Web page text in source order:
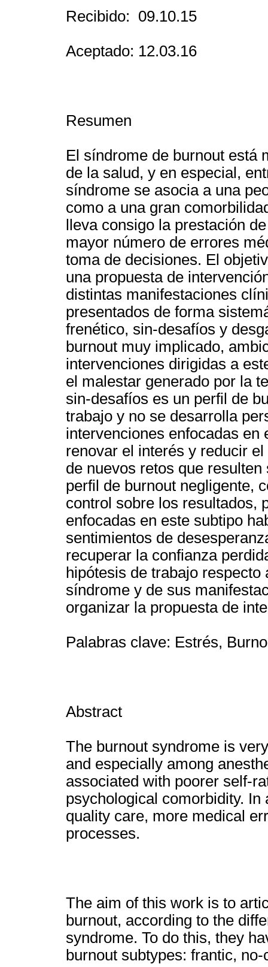
Recibido: 09.10.15
Aceptado: 12.03.16
Resumen
El síndrome de burnout está
de la salud, y en especial,
síndrome se asocia a una
como a una gran
lleva consigo la prestación
mayor número de errores
toma de decisiones. El
una propuesta de
distintas manifestaciones
presentados de forma
frenético, sin-desafíos y
burnout muy implicado,
intervenciones dirigidas a
el malestar generado por la
sin-desafíos es un perfil de
trabajo y no se desarrolla
intervenciones enfocadas en
renovar el interés y reducir
de nuevos retos que
perfil de burnout negligente,
control sobre los resultados,
enfocadas en este subtipo
sentimientos de
recuperar la confianza
hipótesis de trabajo
síndrome y de sus
organizar la propuesta de
Palabras clave: Estrés,
Abstract
The burnout syndrome is
and especially among
associated with poorer self-
psychological comorbidity.
quality care, more medical
processes.
The aim of this work is to
burnout, according to the
syndrome. To do this, they
burnout subtypes: frantic,